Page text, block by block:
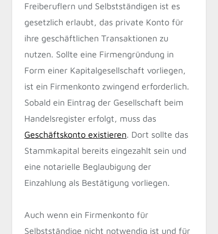
Freiberuflern und Selbstständigen ist es
gesetzlich erlaubt, das private Konto für
ihre geschäftlichen Transaktionen zu
nutzen. Sollte eine Firmengründung in
Form einer Kapitalgesellschaft vorliegen,
ist ein Firmenkonto zwingend erforderlich.
Sobald ein Eintrag der Gesellschaft beim
Handelsregister erfolgt, muss das
Geschäftskonto existieren. Dort sollte das
Stammkapital bereits eingezahlt sein und
eine notarielle Beglaubigung der
Einzahlung als Bestätigung vorliegen.
Auch wenn ein Firmenkonto für
Selbstständige nicht notwendig ist und für